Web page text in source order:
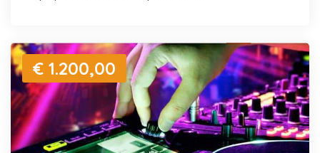
€ 1.200,00